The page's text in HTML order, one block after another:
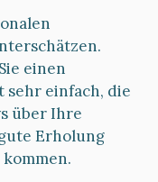
einen
sehr einfach, die
über Ihre
Erholung